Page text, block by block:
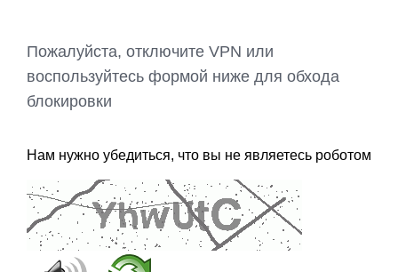
Пожалуйста, отключите VPN или
воспользуйтесь формой ниже для обхода
блокировки
Нам нужно убедиться, что вы не являетесь роботом